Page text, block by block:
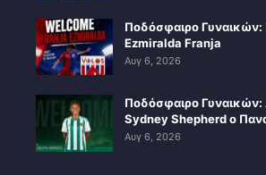
Ποδόσφαιρο Γυναικών:
Ezmiralda Franja
Αυγ 6, 2026
Ποδόσφαιρο Γυναικών:
Sydney Shepherd ο
Αυγ 6, 2026